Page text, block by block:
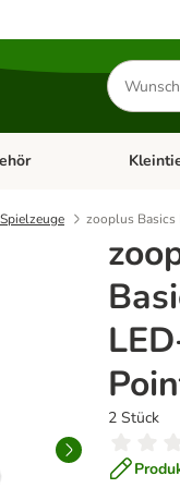
Produkte
suchen
Katzenfutter & Zubehör
zooplus Basics
2 Stück